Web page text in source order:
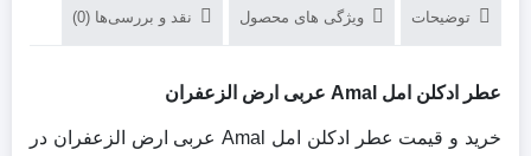
ارض
توضیحات ویژگی های محصول نقد و بررسی‌ها (0)
عطر ادکلن امل Amal عربی ارض الزعفران
خرید و قیمت عطر ادکلن امل Amal عربی ارض الزعفران در